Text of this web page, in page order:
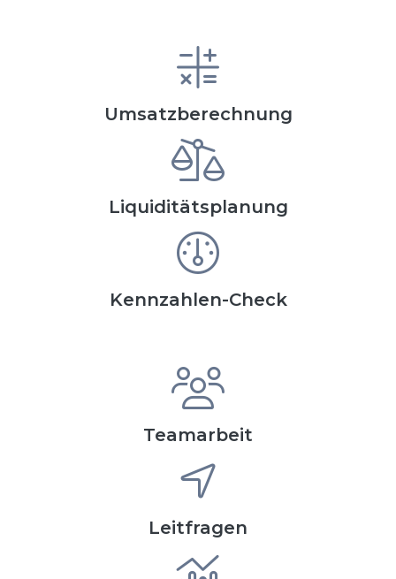
Umsatzberechnung
Liquiditätsplanung
Kennzahlen-Check
Teamarbeit
Leitfragen